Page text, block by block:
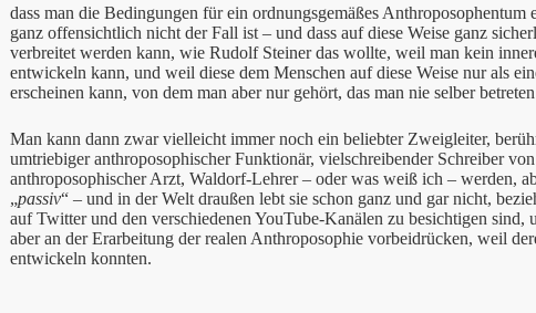
dass man die Bedingungen für ein ordnungsgemäßes
ganz offensichtlich nicht der Fall ist – und dass auf diese Weise ganz
verbreitet werden kann, wie Rudolf Steiner das wollte, weil man kein
entwickeln kann, und weil diese dem Menschen auf diese Weise nur als
erscheinen kann, von dem man aber nur gehört, das man nie selber
Man kann dann zwar vielleicht immer noch ein beliebter Zweigleiter,
umtriebiger anthroposophischer Funktionär, vielschreibender Schreiber
anthroposophischer Arzt, Waldorf-Lehrer – oder was weiß ich – werden,
„passiv“ – und in der Welt draußen lebt sie schon ganz und gar nicht,
auf Twitter und den verschiedenen YouTube-Kanälen zu besichtigen sind,
aber an der Erarbeitung der realen Anthroposophie vorbeidrücken, weil
entwickeln konnten.